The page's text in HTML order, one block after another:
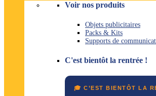
Voir nos produits
Objets publicitaires
Packs & Kits
Supports de
C'est bientôt la rentrée !
🎓 C’EST BIENTÔT LA